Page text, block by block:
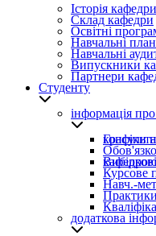
Історія кафедри
Склад кафедри
Освітні
Навчальні
Навчальні
Випускники
Партнери
Студенту
інформація
Графіки навчального процесу та
Вибіркові
Курсове
Навч.-
Практики
додаткова